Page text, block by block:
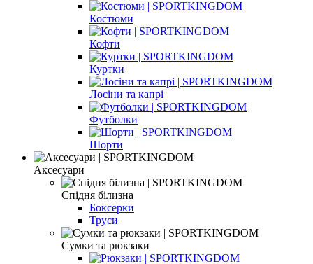
Костюми
Кофти
Куртки
Лосіни та капрі
Футболки
Шорти
Аксесуари
Спідня білизна
Боксерки
Труси
Сумки та рюкзаки